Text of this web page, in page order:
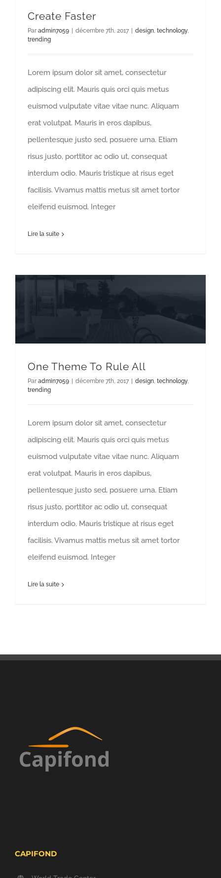
Create Faster
Par admin7059 décembre 7th, 2017 design, technology,
trending
Lorem ipsum dolor sit amet, consectetur
adipiscing elit. Mauris quis orci quis metus
euismod vulputate vitae vitae nunc. Aliquam
erat volutpat. Mauris in eros dapibus,
pellentesque justo sed, posuere urna. Etiam
risus justo, porttitor ac odio ut, consequat
interdum odio. Mauris tristique at risus eget
facilisis. Vivamus mattis metus sit amet tortor
eleifend euismod. Integer
Lire la suite
One Theme To Rule All
Par admin7059 | décembre 7th, 2017 | design technology,
trending
Lorem ipsum dolor sit amet, consectetur
adipiscing elit. Mauris quis orci quis metus
euismod vulputate vitae vitae nunc. Aliquam
erat volutpat. Mauris in eros dapibus,
pellentesque justo sed, posuere urna. Etiam
risus justo, porttitor ac odio ut, consequat
interdum odio. Mauris tristique at risus eget
facilisis. Vivamus mattis metus sit amet tortor
eleifend euismod. Integer
Lire la suite
CAPIFOND